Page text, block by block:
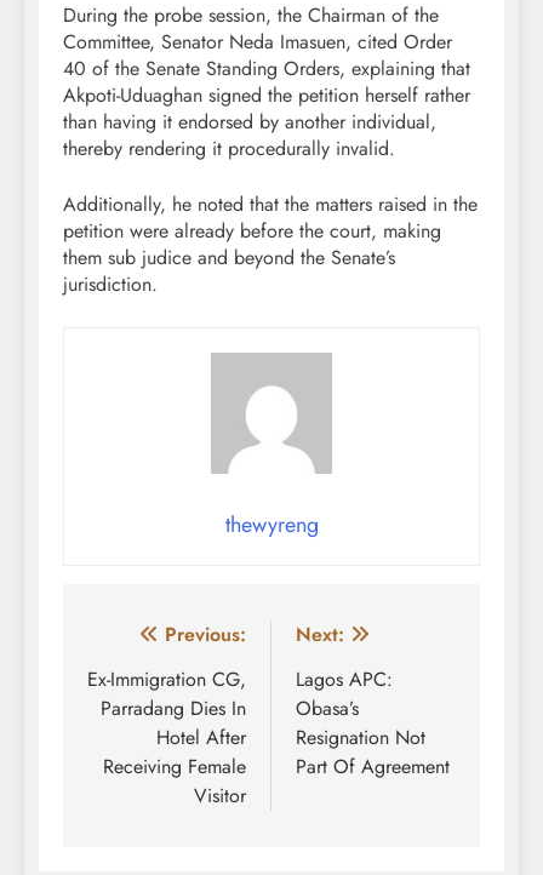
During the probe session, the Chairman of the
Committee, Senator Neda Imasuen, cited Order
40 of the Senate Standing Orders, explaining that
Akpoti-Uduaghan signed the petition herself rather
than having it endorsed by another individual,
thereby rendering it procedurally invalid.
Additionally, he noted that the matters raised in the
petition were already before the court, making
them sub judice and beyond the Senate’s
jurisdiction.
thewyreng
Post
navigation
Previous:
Ex-Immigration CG,
Parradang Dies In
Hotel After
Receiving Female
Visitor
Next:
Lagos APC:
Obasa’s
Resignation Not
Part Of Agreement